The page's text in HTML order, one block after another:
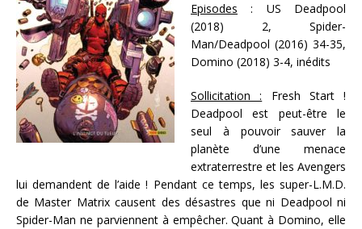
Episodes : US Deadpool
(2018) 2, Spider-
Man/Deadpool (2016) 34-35,
Domino (2018) 3-4, inédits
Sollicitation : Fresh Start !
Deadpool est peut-être le
seul à pouvoir sauver la
planète d’une menace
extraterrestre et les Avengers
lui demandent de l’aide ! Pendant ce temps, les super-L.M.D.
de Master Matrix causent des désastres que ni Deadpool ni
Spider-Man ne parviennent à empêcher. Quant à Domino, elle